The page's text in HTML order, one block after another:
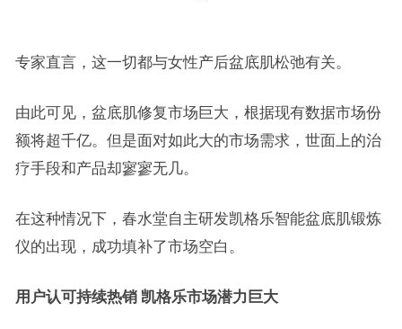
专家直言，这一切都与女性产后盆底肌松弛有关。
由此可见，盆底肌修复市场巨大，根据现有数据市场份
额将超千亿。但是面对如此大的市场需求，世面上的治
疗手段和产品却寥寥无几。
在这种情况下，春水堂自主研发凯格乐智能盆底肌锻炼
仪的出现，成功填补了市场空白。
用户认可持续热销 凯格乐市场潜力巨大